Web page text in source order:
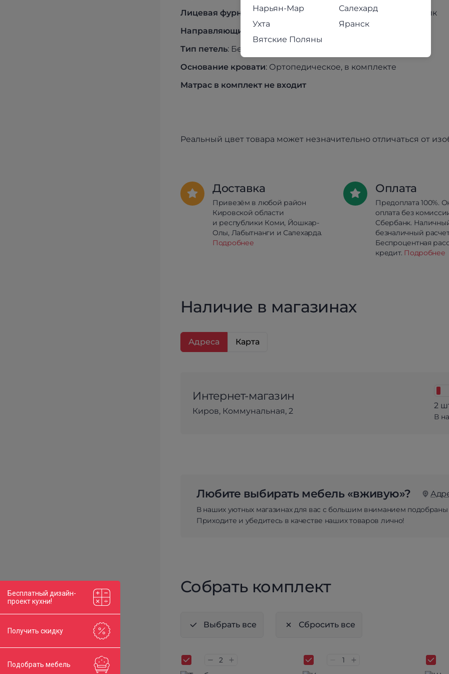
Лицевая фурнитура: Ручка-кнопка декорированная, пластик
Направляющие
Тип петель: Без доводчика
Основание кровати: Ортопедическое, в комплекте
Матрас в комплект не входит
Реальный цвет товара может незначительно отличаться от
Доставка
Привезём в любой район
Кировской области
и республики Коми, Йошкар-
Олы, Лабытнанги и Салехарда.
Подробнее
Оплата
Предоплата 100%.
оплата без
Сбербанк.
безналичный
Беспроцентная
кредит. Подробнее
Наличие в магазинах
Адреса Карта
Интернет-магазин
Киров, Коммунальная, 2
2
В
Любите выбирать мебель «вживую»?
В наших уютных магазинах для вас с большим вниманием
Приходите и убедитесь в качестве наших товаров лично!
Собрать комплект
Выбрать все Сбросить все
Нарьян-Мар
Салехард
Ухта
Яранск
Вятские Поляны
Бесплатный дизайн-
проект кухни!
Получить скидку
Подобрать мебель